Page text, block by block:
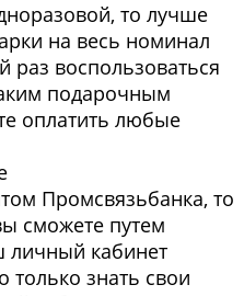
то лучше
на весь номинал
раз воспользоваться
подарочным
оплатить любые
Промсвязьбанка, то
сможете путем
личный кабинет
знать свои